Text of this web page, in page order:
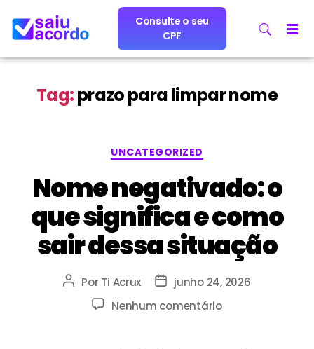
Consulte o seu
CPF
Tag:prazo para limpar nome
UNCATEGORIZED
Nome negativado: o
que significa e como
sair dessa situação
Por Ti Acrux
junho 24, 2026
Nenhum comentário